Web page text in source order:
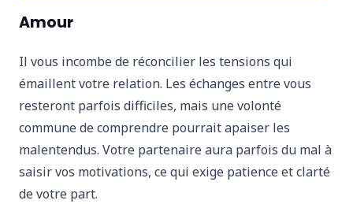
Amour
Il vous incombe de réconcilier les tensions qui
émaillent votre relation. Les échanges entre vous
resteront parfois difficiles, mais une volonté
commune de comprendre pourrait apaiser les
malentendus. Votre partenaire aura parfois du mal à
saisir vos motivations, ce qui exige patience et clarté
de votre part.